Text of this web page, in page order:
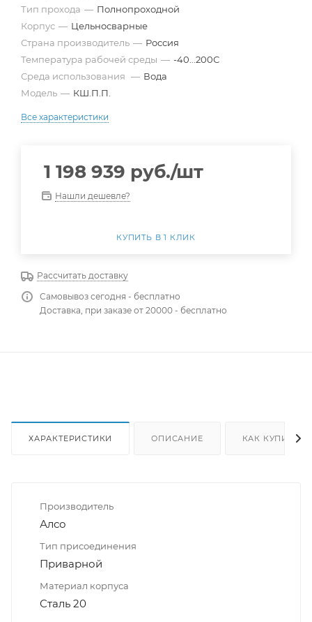
Тип прохода — Полнопроходной
Корпус — Цельносварные
Страна производитель — Россия
Температура рабочей среды — -40...200С
Среда использования — Вода
Модель — КШ.П.П.
Все характеристики
1 198 939 руб./шт
Нашли дешевле?
КУПИТЬ В 1 КЛИК
Рассчитать доставку
Самовывоз сегодня - бесплатно
Доставка, при заказе от 20000 - бесплатно
ХАРАКТЕРИСТИКИ ОПИСАНИЕ КАК КУПИТЬ
Производитель
Алсо
Тип присоединения
Приварной
Материал корпуса
Сталь 20